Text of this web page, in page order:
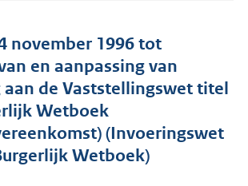
n
d
s
g
r
o
o
t
november 1996 tot
en aanpassing van
de Vaststellingswet titel
Wetboek
(Invoeringswet
Wetboek)